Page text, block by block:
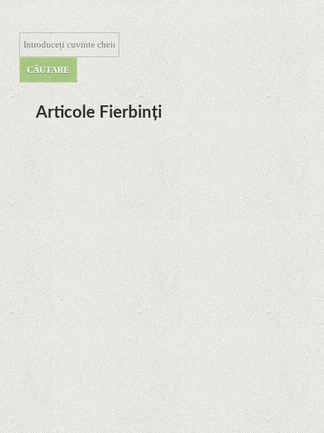
Articole Fierbinți
Dota Anime venind la Netflix în
această lună de la Legenda Korra
Studio Mir
Curtea Supremă reglementează în
favoarea Google în Oracle Java
Fight
Zvon: aplicațiile Google nu se mai
pot instala pe terminalele Huawei
cu procesoare Kirin
Huawei P50 primeşte o posibilă
dată de lansare şi e mai curând